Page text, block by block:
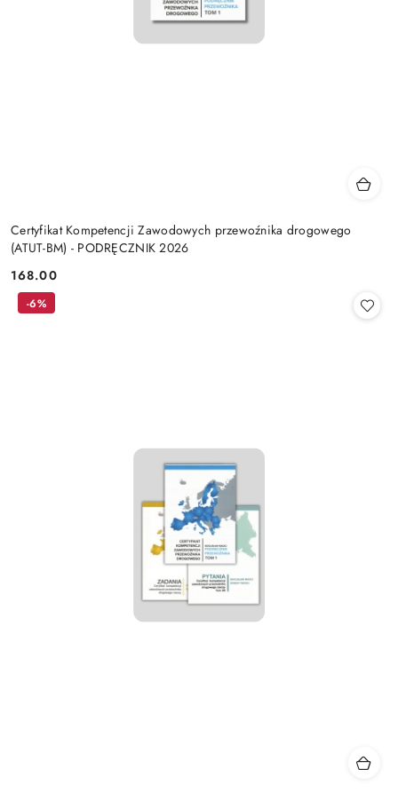
Certyfikat Kompetencji Zawodowych przewoźnika drogowego
(ATUT-BM) - PODRĘCZNIK 2026
Cena:
168.00
-6%